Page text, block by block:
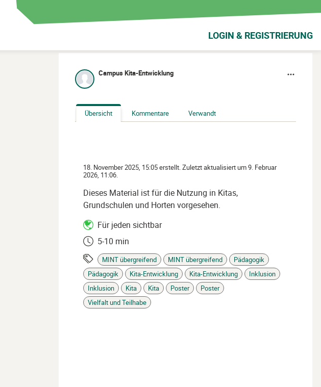
LOGIN & REGISTRIERUNG
Campus Kita-Entwicklung
Übersicht Kommentare Verwandt
18. November 2025, 15:05 erstellt. Zuletzt aktualisiert um 9. Februar
2026, 11:06.
Dieses Material ist für die Nutzung in Kitas,
Grundschulen und Horten vorgesehen.
Für jeden sichtbar
Zeit 5-10 min
Tags
MINT übergreifend MINT übergreifend
Pädagogik
Pädagogik
Kita-Entwicklung Kita-Entwicklung
Inklusion
Inklusion
Kita Kita Poster
Poster
Vielfalt und Teilhabe